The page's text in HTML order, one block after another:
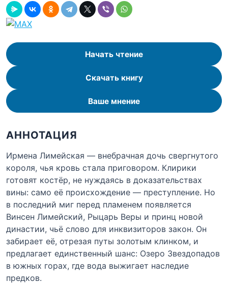
Начать чтение
Скачать книгу
Ваше мнение
АННОТАЦИЯ
Ирмена Лимейская — внебрачная дочь свергнутого
короля, чья кровь стала приговором. Клирики
готовят костёр, не нуждаясь в доказательствах
вины: само её происхождение — преступление. Но
в последний миг перед пламенем появляется
Винсен Лимейский, Рыцарь Веры и принц новой
династии, чьё слово для инквизиторов закон. Он
забирает её, отрезая путы золотым клинком, и
предлагает единственный шанс: Озеро Звездопадов
в южных горах, где вода выжигает наследие
предков.